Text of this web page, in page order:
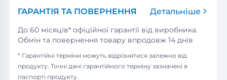
ГАРАНТІЯ ТА ПОВЕРНЕННЯ Детальніше
До 60 місяців* офіційної гарантії від виробника.
Обмін та повернення товару впродовж 14 днів
* Гарантійні терміни можуть відрізнятися залежно від
продукту. Точні дані гарантійного терміну зазначені в
паспорті продукту.